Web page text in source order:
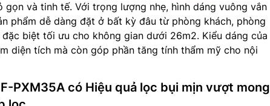
gọn và tinh tế. Với trọng lượng nhẹ, hình dáng vuông vắn
phẩm dễ dàng đặt ở bất kỳ đâu từ phòng khách, phòng
biệt tối ưu cho không gian dưới 26m2. Kiểu dáng của
diện tích mà còn góp phần tăng tính thẩm mỹ cho nội
PXM35A có Hiệu quả lọc bụi mịn vượt mong